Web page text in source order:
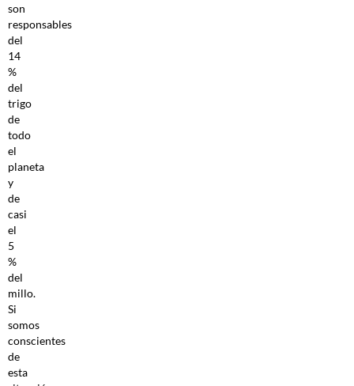
son
responsables
del
14
%
del
trigo
de
todo
el
planeta
y
de
casi
el
5
%
del
millo.
Si
somos
conscientes
de
esta